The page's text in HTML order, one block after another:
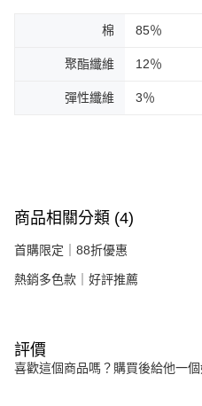
棉 85％
聚酯纖維 12％
彈性纖維 3％
商品相關分類 (4)
首購限定｜88折優惠
熱銷多色款｜好評推薦
評價
喜歡這個商品嗎？購買後給他一